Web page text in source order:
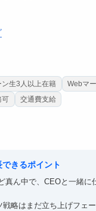
ン生3人以上在籍 Webマ
可 交通費支給
きるポイント
真ん中で、CEOと一緒に
戦略はまだ立ち上げフェ